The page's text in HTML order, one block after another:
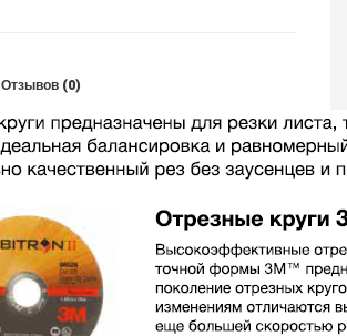
Отзывов (0)